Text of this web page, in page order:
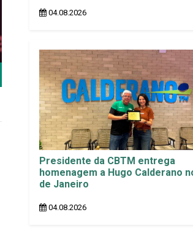
04.08.2026
Presidente da CBTM entrega
homenagem a Hugo Calderano
de Janeiro
04.08.2026